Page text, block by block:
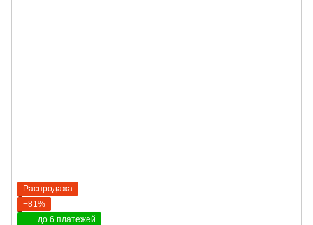
Распродажа
−81%
до 6 платежей